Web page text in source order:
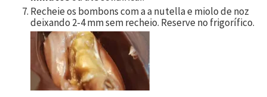
Recheie os bombons com a a nutella e miolo de noz
deixando 2-4 mm sem recheio. Reserve no frigorífico.